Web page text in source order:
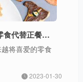
亿滋发布2022全球零食现状报告：零食代替正餐趋势更明显
将喜爱的零食
2023-01-30